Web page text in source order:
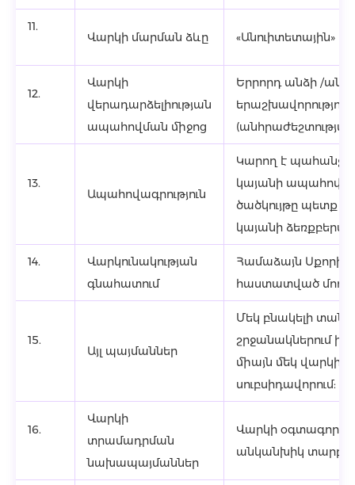
11.
Վարկի մարման ձևը «Անուիտետային»
12.
Վարկի
վերադարձելիության
ապահովման միջոց
Երրորդ անձի /
երաշխավորություն
13.
Ապահովագրություն
Կարող է
կայանի
ծածկույթը պետք է
կայանի
14.
Վարկունակության
գնահատում
Համաձայն
հաստատված
15.
Այլ պայմաններ
Մեկ բնակելի տան
շրջանակներում
միայն մեկ վարկի
սուբսիդավորում:
16.
Վարկի
տրամադրման
նախապայմաններ
Վարկի
անկանխիկ